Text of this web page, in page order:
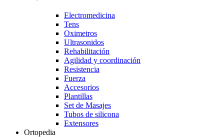
Electromedicina
Tens
Oximetros
Ultrasonidos
Rehabilitación
Agilidad y coordinación
Resistencia
Fuerza
Accesorios
Plantillas
Set de Masajes
Tubos de silicona
Extensores
Ortopedia